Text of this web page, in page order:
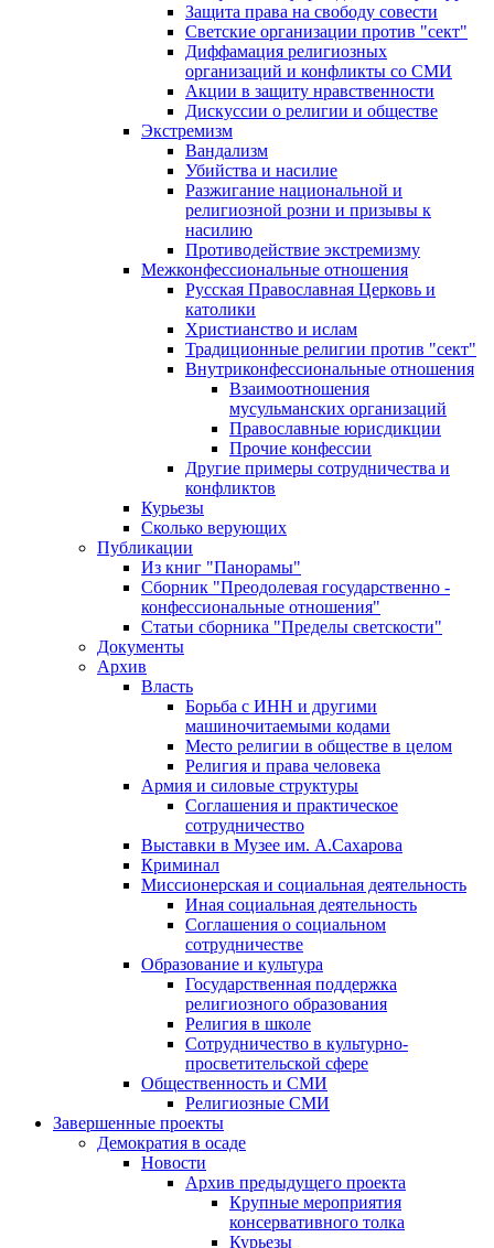
Защита права на свободу совести
Светские организации против "сект"
Диффамация религиозных
организаций и конфликты со СМИ
Акции в защиту нравственности
Дискуссии о религии и обществе
Экстремизм
Вандализм
Убийства и насилие
Разжигание национальной и
религиозной розни и призывы к
насилию
Противодействие экстремизму
Межконфессиональные отношения
Русская Православная Церковь и
католики
Христианство и ислам
Традиционные религии против "сект"
Внутриконфессиональные отношения
Взаимоотношения
мусульманских организаций
Православные юрисдикции
Прочие конфессии
Другие примеры сотрудничества и
конфликтов
Курьезы
Сколько верующих
Публикации
Из книг "Панорамы"
Сборник "Преодолевая государственно -
конфессиональные отношения"
Статьи сборника "Пределы светскости"
Документы
Архив
Власть
Борьба с ИНН и другими
машиночитаемыми кодами
Место религии в обществе в целом
Религия и права человека
Армия и силовые структуры
Соглашения и практическое
сотрудничество
Выставки в Музее им. А.Сахарова
Криминал
Миссионерская и социальная деятельность
Иная социальная деятельность
Соглашения о социальном
сотрудничестве
Образование и культура
Государственная поддержка
религиозного образования
Религия в школе
Сотрудничество в культурно-
просветительской сфере
Общественность и СМИ
Религиозные СМИ
Завершенные проекты
Демократия в осаде
Новости
Архив предыдущего проекта
Крупные мероприятия
консервативного толка
Курьезы